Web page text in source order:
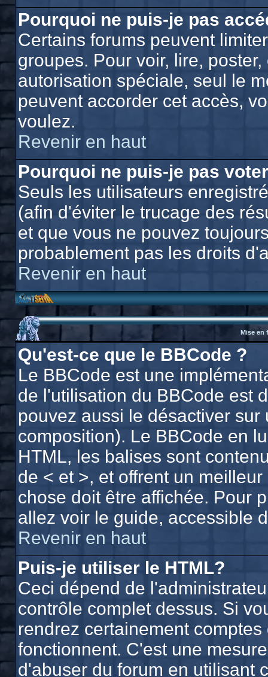
Pourquoi ne puis-je pas
Certains forums peuvent
groupes. Pour voir, lire,
autorisation spéciale, seul le
peuvent accorder cet accès,
voulez.
Revenir en haut
Pourquoi ne puis-je pas
Seuls les utilisateurs
(afin d'éviter le trucage des
et que vous ne pouvez
probablement pas les droits
Revenir en haut
Mise en
Qu'est-ce que le BBCode ?
Le BBCode est une
de l'utilisation du BBCode est
pouvez aussi le désactiver
composition). Le BBCode en
HTML, les balises sont
de < et >, et offrent un
chose doit être affichée. Pour
allez voir le guide, accessible
Revenir en haut
Puis-je utiliser le HTML?
Ceci dépend de
contrôle complet dessus. Si
rendrez certainement
fonctionnent. C'est une
d'abuser du forum en utilisant